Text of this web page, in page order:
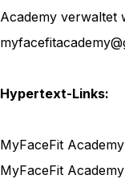
Academy verwaltet
Hypertext-Links:
MyFaceFit
MyFaceFit